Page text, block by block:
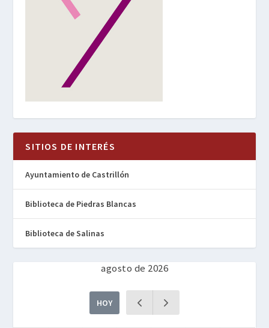
SITIOS DE INTERÉS
Ayuntamiento de Castrillón
Biblioteca de Piedras Blancas
Biblioteca de Salinas
agosto de 2026
HOY